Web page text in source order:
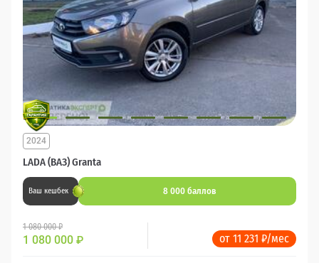
LADA (ВАЗ) Granta
2024
Ваш кешбек 8 000 баллов
1 080 000 ₽
1 080 000 ₽ от 11 231 ₽/мес